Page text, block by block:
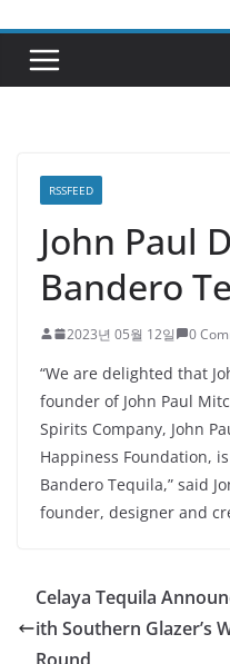
RSSFEED
John Paul
Bandero
2023년 05월 12일 0
“We are delighted that
founder of John Paul
Spirits Company, John
Happiness Foundation,
Bandero Tequila,” said
founder, designer and
Celaya Tequila
ith Southern Glazer’s
Round